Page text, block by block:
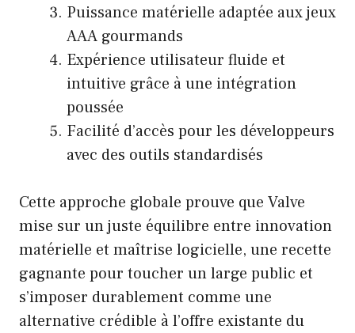
Puissance matérielle adaptée aux jeux
AAA gourmands
Expérience utilisateur fluide et
intuitive grâce à une intégration
poussée
Facilité d’accès pour les développeurs
avec des outils standardisés
Cette approche globale prouve que Valve
mise sur un juste équilibre entre innovation
matérielle et maîtrise logicielle, une recette
gagnante pour toucher un large public et
s’imposer durablement comme une
alternative crédible à l’offre existante du